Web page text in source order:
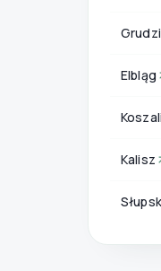
Elbląg
Kalisz
Słupsk